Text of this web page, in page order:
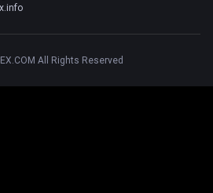
All Rights Reserved